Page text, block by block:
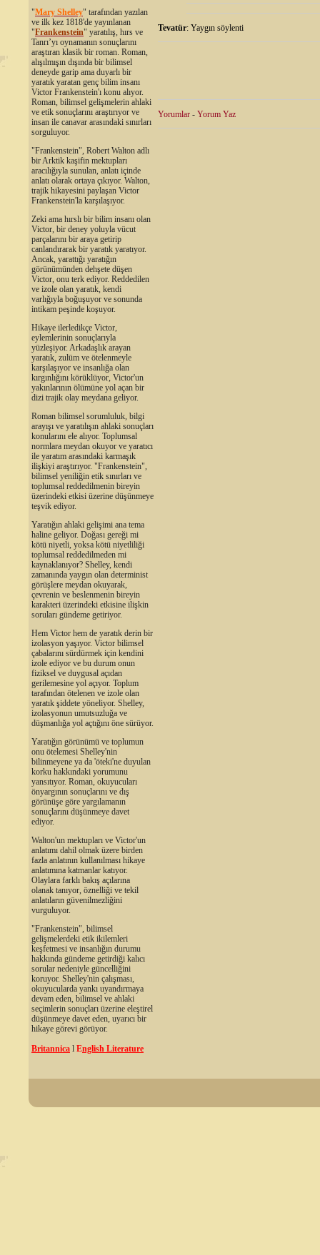
"Mary Shelley" tarafından yazılan
ve ilk kez 1818'de yayınlanan
"Frankenstein" yaratılış, hırs ve
Tanrı’yı oynamanın sonuçlarını
araştıran klasik bir roman. Roman,
alışılmışın dışında bir bilimsel
deneyde garip ama duyarlı bir
yaratık yaratan genç bilim insanı
Victor Frankenstein'ı konu alıyor.
Roman, bilimsel gelişmelerin ahlaki
ve etik sonuçlarını araştırıyor ve
insan ile canavar arasındaki sınırları
sorguluyor.
"Frankenstein", Robert Walton adlı
bir Arktik kaşifin mektupları
aracılığıyla sunulan, anlatı içinde
anlatı olarak ortaya çıkıyor. Walton,
trajik hikayesini paylaşan Victor
Frankenstein'la karşılaşıyor.
Zeki ama hırslı bir bilim insanı olan
Victor, bir deney yoluyla vücut
parçalarını bir araya getirip
canlandırarak bir yaratık yaratıyor.
Ancak, yarattığı yaratığın
görünümünden dehşete düşen
Victor, onu terk ediyor. Reddedilen
ve izole olan yaratık, kendi
varlığıyla boğuşuyor ve sonunda
intikam peşinde koşuyor.
Hikaye ilerledikçe Victor,
eylemlerinin sonuçlarıyla
yüzleşiyor. Arkadaşlık arayan
yaratık, zulüm ve ötelenmeyle
karşılaşıyor ve insanlığa olan
kırgınlığını körüklüyor, Victor'un
yakınlarının ölümüne yol açan bir
dizi trajik olay meydana geliyor.
Roman bilimsel sorumluluk, bilgi
arayışı ve yaratılışın ahlaki sonuçları
konularını ele alıyor. Toplumsal
normlara meydan okuyor ve yaratıcı
ile yaratım arasındaki karmaşık
ilişkiyi araştırıyor. "Frankenstein",
bilimsel yeniliğin etik sınırları ve
toplumsal reddedilmenin bireyin
üzerindeki etkisi üzerine düşünmeye
teşvik ediyor.
Yaratığın ahlaki gelişimi ana tema
haline geliyor. Doğası gereği mi
kötü niyetli, yoksa kötü niyetliliği
toplumsal reddedilmeden mi
kaynaklanıyor? Shelley, kendi
zamanında yaygın olan determinist
görüşlere meydan okuyarak,
çevrenin ve beslenmenin bireyin
karakteri üzerindeki etkisine ilişkin
soruları gündeme getiriyor.
Hem Victor hem de yaratık derin bir
izolasyon yaşıyor. Victor bilimsel
çabalarını sürdürmek için kendini
izole ediyor ve bu durum onun
fiziksel ve duygusal açıdan
gerilemesine yol açıyor. Toplum
tarafından ötelenen ve izole olan
yaratık şiddete yöneliyor. Shelley,
izolasyonun umutsuzluğa ve
düşmanlığa yol açtığını öne sürüyor.
Yaratığın görünümü ve toplumun
onu ötelemesi Shelley'nin
bilinmeyene ya da 'öteki'ne duyulan
korku hakkındaki yorumunu
yansıtıyor. Roman, okuyucuları
önyargının sonuçlarını ve dış
görünüşe göre yargılamanın
sonuçlarını düşünmeye davet
ediyor.
Walton'un mektupları ve Victor'un
anlatımı dahil olmak üzere birden
fazla anlatının kullanılması hikaye
anlatımına katmanlar katıyor.
Olaylara farklı bakış açılarına
olanak tanıyor, öznelliği ve tekil
anlatıların güvenilmezliğini
vurguluyor.
"Frankenstein", bilimsel
gelişmelerdeki etik ikilemleri
keşfetmesi ve insanlığın durumu
hakkında gündeme getirdiği kalıcı
sorular nedeniyle güncelliğini
koruyor. Shelley'nin çalışması,
okuyucularda yankı uyandırmaya
devam eden, bilimsel ve ahlaki
seçimlerin sonuçları üzerine eleştirel
düşünmeye davet eden, uyarıcı bir
hikaye görevi görüyor.
Britannica l English Literature
Tevatür: Yaygın söylenti
Yorumlar - Yorum Yaz